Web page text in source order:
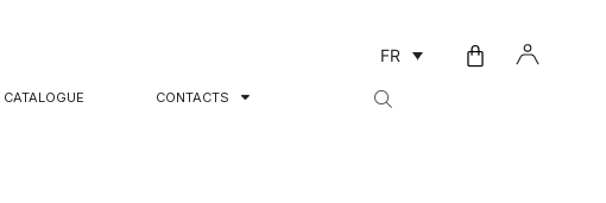
CATALOGUE CONTACTS
FR